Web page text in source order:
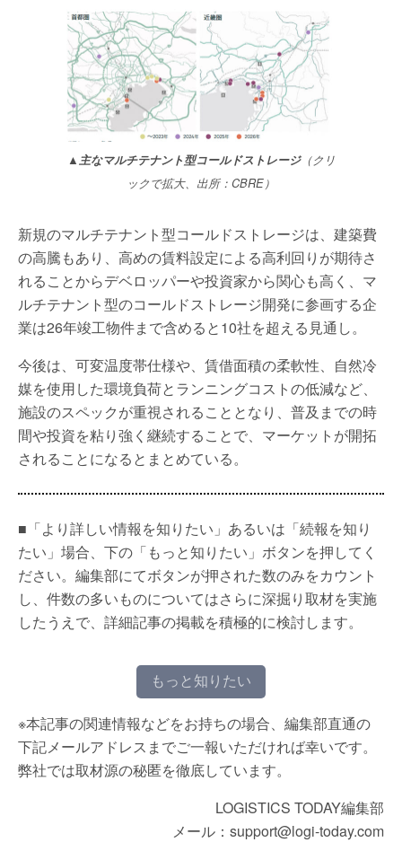
▲主なマルチテナント型コールドストレージ（クリ
ックで拡大、出所：CBRE）
新規のマルチテナント型コールドストレージは、建築費
の高騰もあり、高めの賃料設定による高利回りが期待さ
れることからデベロッパーや投資家から関心も高く、マ
ルチテナント型のコールドストレージ開発に参画する企
業は26年竣工物件まで含めると10社を超える見通し。
今後は、可変温度帯仕様や、賃借面積の柔軟性、自然冷
媒を使用した環境負荷とランニングコストの低減など、
施設のスペックが重視されることとなり、普及までの時
間や投資を粘り強く継続することで、マーケットが開拓
されることになるとまとめている。
■「より詳しい情報を知りたい」あるいは「続報を知り
たい」場合、下の「もっと知りたい」ボタンを押してく
ださい。編集部にてボタンが押された数のみをカウント
し、件数の多いものについてはさらに深掘り取材を実施
したうえで、詳細記事の掲載を積極的に検討します。
もっと知りたい
※本記事の関連情報などをお持ちの場合、編集部直通の
下記メールアドレスまでご一報いただければ幸いです。
弊社では取材源の秘匿を徹底しています。
LOGISTICS TODAY編集部
メール：support@logi-today.com